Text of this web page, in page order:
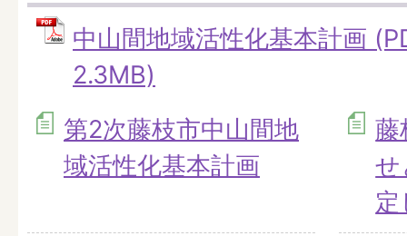
中山間地域活性化基本計画
2.3MB)
第2次藤枝市中山間地
域活性化基本計画
藤
せ